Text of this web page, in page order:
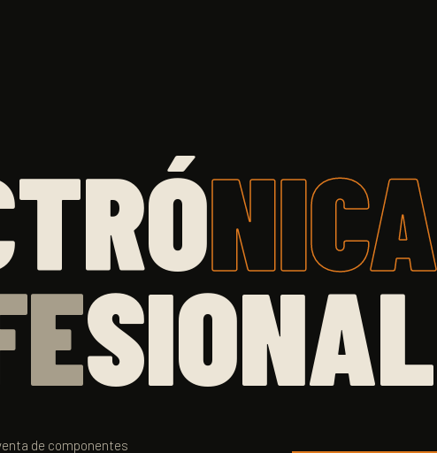
NICA
SIONAL
de componentes